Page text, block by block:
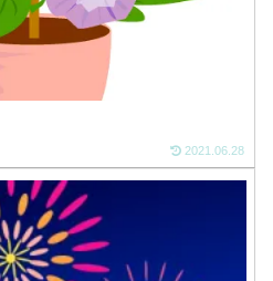
2021.06.28